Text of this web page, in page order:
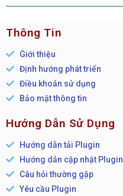
Thông Tin
Giới thiệu
Định hướng phát triển
Điều khoản sử dụng
Bảo mật thông tin
Hướng Dẫn Sử Dụng
Hướng dẫn tải Plugin
Hướng dẫn cập nhật Plugin
Câu hỏi thường gặp
Yêu cầu Plugin